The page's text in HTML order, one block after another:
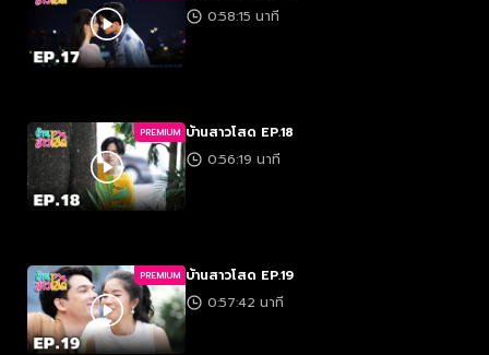
0:58:15 นาที
PREMIUM บ้านสาวโสด EP.18
0:56:19 นาที
PREMIUM บ้านสาวโสด EP.19
0:57:42 นาที